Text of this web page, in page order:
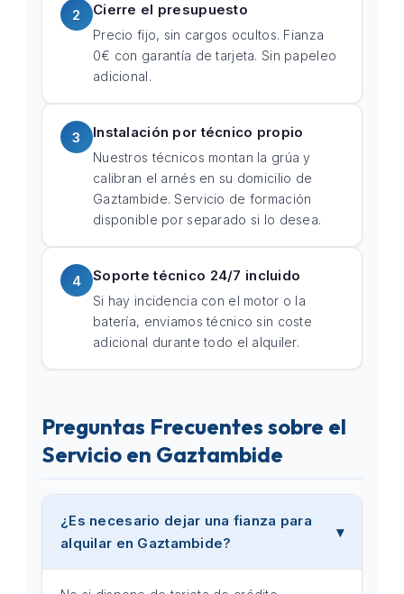
2 Cierre el presupuesto
Precio fijo, sin cargos ocultos. Fianza
0€ con garantía de tarjeta. Sin papeleo
adicional.
3 Instalación por técnico propio
Nuestros técnicos montan la grúa y
calibran el arnés en su domicilio de
Gaztambide. Servicio de formación
disponible por separado si lo desea.
4 Soporte técnico 24/7 incluido
Si hay incidencia con el motor o la
batería, enviamos técnico sin coste
adicional durante todo el alquiler.
Preguntas Frecuentes sobre el
Servicio en Gaztambide
¿Es necesario dejar una fianza para
alquilar en Gaztambide?